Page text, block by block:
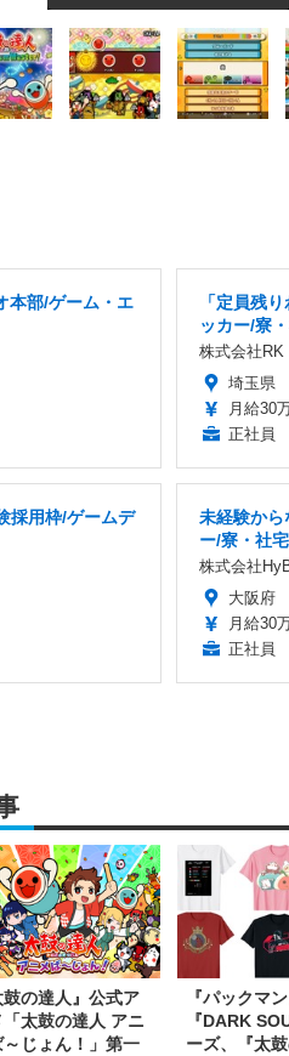
本部/ゲーム・エ
「定員残
ッカー/寮
株式会社RK
埼玉県
月給30
正社員
採用枠/ゲームデ
未経験から
ー/寮・社
株式会社
大阪府
月給30
正社員
鼓の達人』公式ア
「太鼓の達人 アニ
～じょん！」第一
『パックマン
『DARK
ーズ、『太鼓